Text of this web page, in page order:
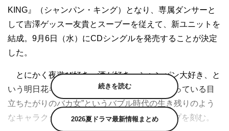
KING』（シャンパン・キング）となり、専属ダンサーと
して吉澤ゲッスー友貴とスーブーを従えて、新ユニットを
結成。9月6日（水）にCDシングルを発売することが決定
した。
とにかく夜遊び好き、酒が好き、シャンパン大好き、と
いう明日花キララの特性を生かし“金だけは持っている目
立ちたがりのバカ女”というバブル時代の生き残りのよう
なキャラクターが、“酒”や“金”をテーマにラップを刻む。
続きを読む
2026夏ドラマ最新情報まとめ